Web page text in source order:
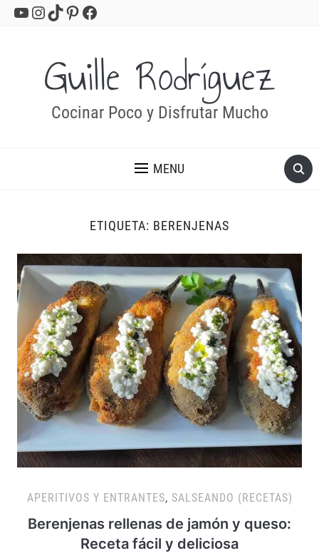
YouTube
Instagram
TikTok
Pinterest
Facebook
Guille Rodríguez
Cocinar Poco y Disfrutar Mucho
MENU
ETIQUETA: BERENJENAS
APERITIVOS Y ENTRANTES, SALSEANDO (RECETAS)
Berenjenas rellenas de jamón y queso:
Receta fácil y deliciosa